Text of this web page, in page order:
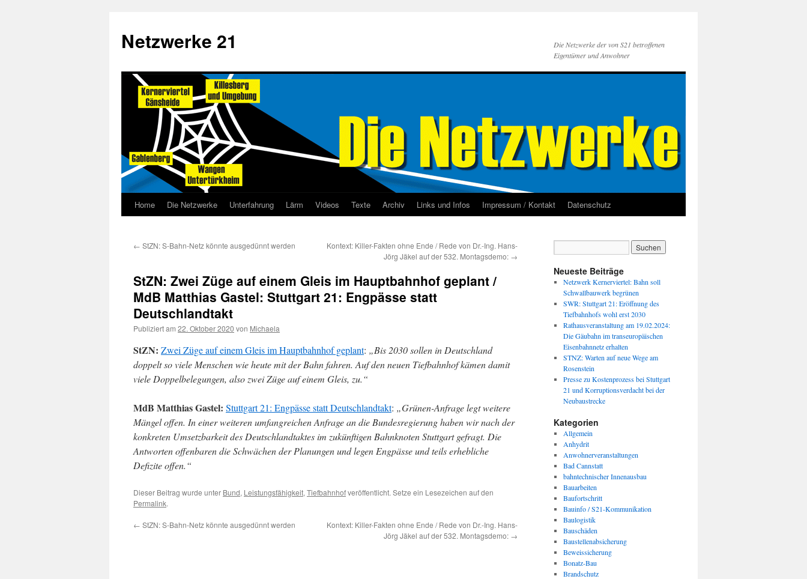
Netzwerke 21
Die Netzwerke der von S21 betroffenen
Eigentümer und Anwohner
Home Die Netzwerke Unterfahrung Lärm Videos Texte Archiv Links und Infos Impressum / Kontakt Datenschutz
← StZN: S-Bahn-Netz könnte ausgedünnt werden
Kontext: Killer-Fakten ohne Ende / Rede von Dr.-Ing. Hans-
Jörg Jäkel auf der 532. Montagsdemo: →
StZN: Zwei Züge auf einem Gleis im Hauptbahnhof geplant /
MdB Matthias Gastel: Stuttgart 21: Engpässe statt
Deutschlandtakt
Publiziert am 22. Oktober 2020 von Michaela
StZN: Zwei Züge auf einem Gleis im Hauptbahnhof geplant: „Bis 2030 sollen in Deutschland
doppelt so viele Menschen wie heute mit der Bahn fahren. Auf den neuen Tiefbahnhof kämen damit
viele Doppelbelegungen, also zwei Züge auf einem Gleis, zu.“
MdB Matthias Gastel: Stuttgart 21: Engpässe statt Deutschlandtakt: „Grünen-Anfrage legt weitere
Mängel offen. In einer weiteren umfangreichen Anfrage an die Bundesregierung haben wir nach der
konkreten Umsetzbarkeit des Deutschlandtaktes im zukünftigen Bahnknoten Stuttgart gefragt. Die
Antworten offenbaren die Schwächen der Planungen und legen Engpässe und teils erhebliche
Defizite offen.“
Dieser Beitrag wurde unter Bund, Leistungsfähigkeit, Tiefbahnhofveröffentlicht. Setze ein Lesezeichen auf den
Permalink.
← StZN: S-Bahn-Netz könnte ausgedünnt werden
Kontext: Killer-Fakten ohne Ende / Rede von Dr.-Ing. Hans-
Jörg Jäkel auf der 532. Montagsdemo: →
Neueste Beiträge
Netzwerk Kernerviertel: Bahn soll
Schwallbauwerk begrünen
SWR: Stuttgart 21: Eröffnung des
Tiefbahnhofs wohl erst 2030
Rathausveranstaltung am 19.02.2024:
Die Gäubahn im transeuropäischen
Eisenbahnnetz erhalten
STNZ: Warten auf neue Wege am
Rosenstein
Presse zu Kostenprozess bei Stuttgart
21 und Korruptionsverdacht bei der
Neubaustrecke
Kategorien
Allgemein
Anhydrit
Anwohnerveranstaltungen
Bad Cannstatt
bahntechnischer Innenausbau
Bauarbeiten
Baufortschritt
Bauinfo / S21-Kommunikation
Baulogistik
Bauschäden
Baustellenabsicherung
Beweissicherung
Bonatz-Bau
Brandschutz